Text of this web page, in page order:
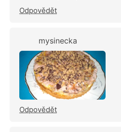
Odpovědět
mysinecka
Odpovědět